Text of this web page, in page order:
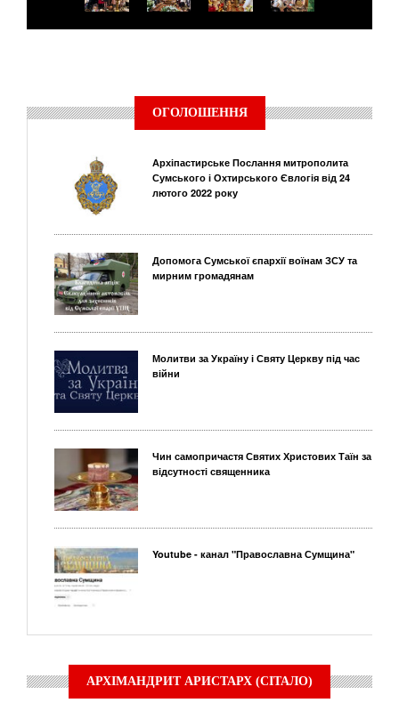
ОГОЛОШЕННЯ
Архіпастирське Послання митрополита
Сумського і Охтирського Євлогія від 24
лютого 2022 року
Допомога Сумської єпархії воїнам ЗСУ та
мирним громадянам
Молитви за Україну і Святу Церкву під час
війни
Чин самопричастя Святих Христових Таїн за
відсутності священника
Youtube - канал "Православна Сумщина"
АРХІМАНДРИТ АРИСТАРХ (СІТАЛО)